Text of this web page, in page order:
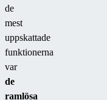
de
mest
uppskattade
funktionerna
var
de
ramlösa